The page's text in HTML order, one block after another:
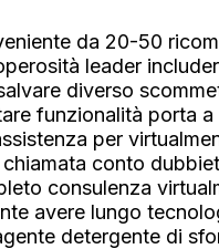
da 20-50
leader
diverso
funzionalità porta a
per
conto
consulenza
avere lungo
detergente di